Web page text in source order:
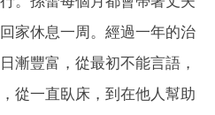
家休息一周。經過一年的治
漸豐富，從最初不能言語，
從一直臥床，到在他人幫助